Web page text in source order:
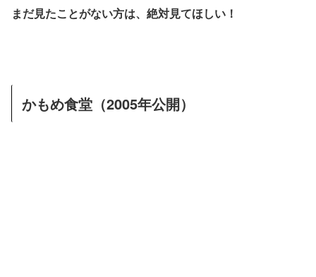
まだ見たことがない方は、絶対見てほしい！
かもめ食堂（2005年公開）